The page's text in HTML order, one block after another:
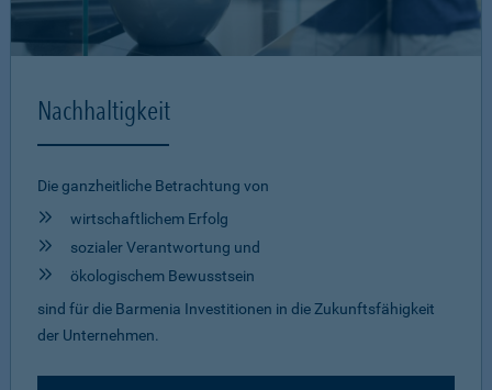
Nachhaltigkeit
Die ganzheitliche Betrachtung von
wirtschaftlichem Erfolg
sozialer Verantwortung und
ökologischem Bewusstsein
sind für die Barmenia Investitionen in die Zukunftsfähigkeit
der Unternehmen.